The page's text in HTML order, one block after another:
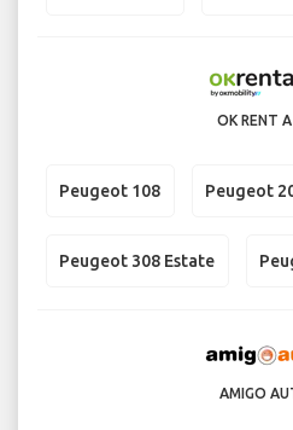
OK RENT A
Peugeot 108 Peugeot
Peugeot 308 Estate
AMIGO